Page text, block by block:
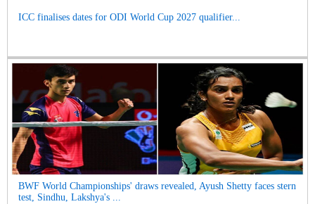
ICC finalises dates for ODI World Cup 2027 qualifier...
BWF World Championships' draws revealed, Ayush Shetty faces stern
test, Sindhu, Lakshya's ...